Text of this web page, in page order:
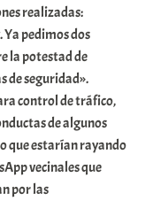
realizadas:
pedimos dos
la potestad de
de seguridad».
control de tráfico,
de algunos
que estarían rayando
vecinales que
por las